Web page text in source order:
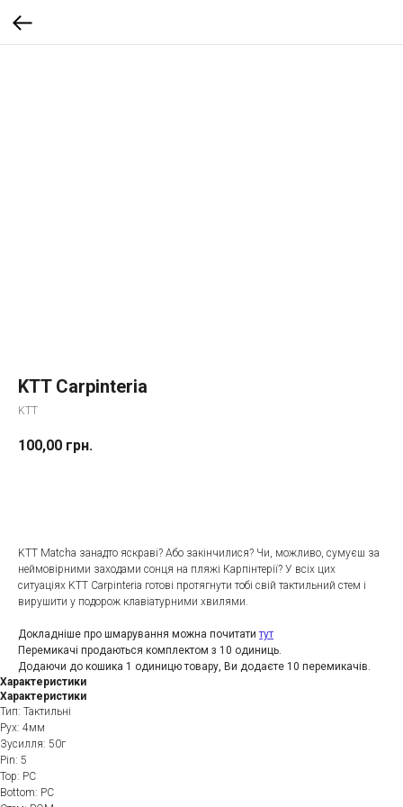
KTT Carpinteria
KTT
100,00 грн.
KTT Matcha занадто яскраві? Або закінчилися? Чи, можливо, сумуєш за
неймовірними заходами сонця на пляжі Карпінтерії? У всіх цих
ситуаціях KTT Carpinteria готові протягнути тобі свій тактильний стем і
вирушити у подорож клавіатурними хвилями.
Докладніше про шмарування можна почитатитут
Перемикачі продаються комплектом з 10 одиниць.
Додаючи до кошика 1 одиницю товару, Ви додаєте 10 перемикачів.
Характеристики
Характеристики
Тип: Тактильні
Рух: 4мм
Зусилля: 50г
Рin: 5
Top: PC
Bottom: PC